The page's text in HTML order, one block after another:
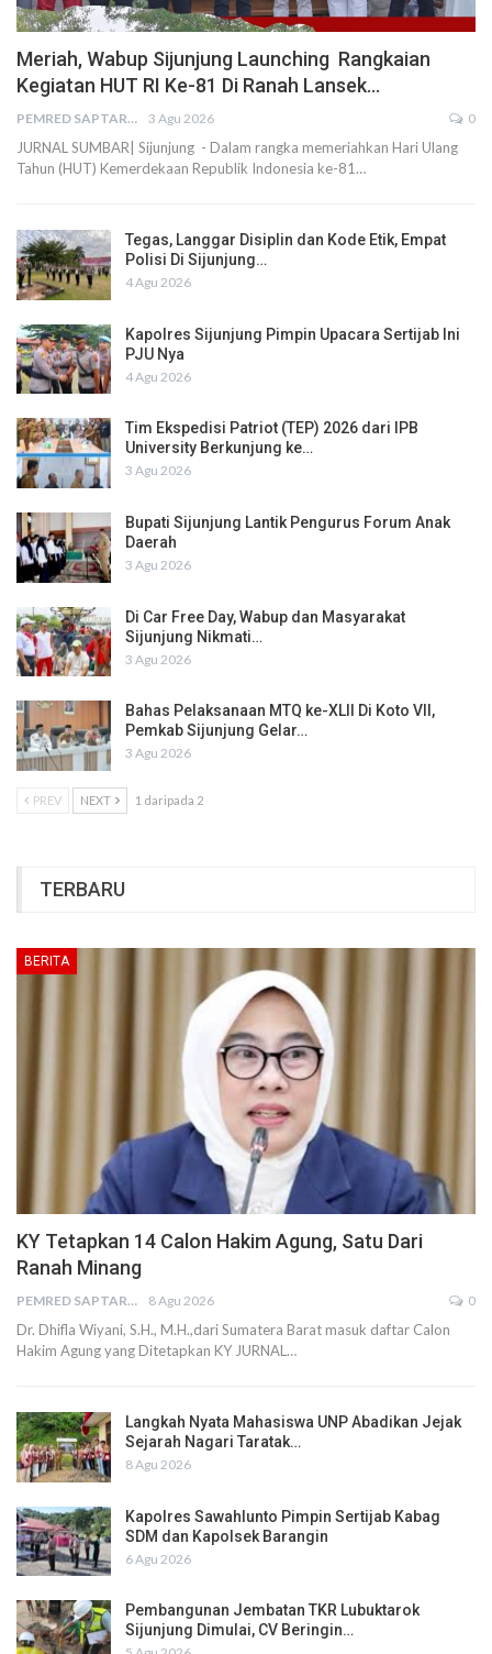
Meriah, Wabup Sijunjung Launching Rangkaian
Kegiatan HUT RI Ke-81 Di Ranah Lansek…
PEMRED SAPTARIUS 3 Agu 2026 0
JURNAL SUMBAR| Sijunjung - Dalam rangka memeriahkan Hari Ulang
Tahun (HUT) Kemerdekaan Republik Indonesia ke-81…
Tegas, Langgar Disiplin dan Kode Etik, Empat
Polisi Di Sijunjung…
4 Agu 2026
Kapolres Sijunjung Pimpin Upacara Sertijab Ini
PJU Nya
4 Agu 2026
Tim Ekspedisi Patriot (TEP) 2026 dari IPB
University Berkunjung ke…
3 Agu 2026
Bupati Sijunjung Lantik Pengurus Forum Anak
Daerah
3 Agu 2026
Di Car Free Day, Wabup dan Masyarakat
Sijunjung Nikmati…
3 Agu 2026
Bahas Pelaksanaan MTQ ke-XLII Di Koto VII,
Pemkab Sijunjung Gelar…
3 Agu 2026
PREV NEXT 1 daripada 2
TERBARU
BERITA
KY Tetapkan 14 Calon Hakim Agung, Satu Dari
Ranah Minang
PEMRED SAPTARIUS 8 Agu 2026 0
Dr. Dhifla Wiyani, S.H., M.H.,dari Sumatera Barat masuk daftar Calon
Hakim Agung yang Ditetapkan KY JURNAL…
Langkah Nyata Mahasiswa UNP Abadikan Jejak
Sejarah Nagari Taratak…
8 Agu 2026
Kapolres Sawahlunto Pimpin Sertijab Kabag
SDM dan Kapolsek Barangin
6 Agu 2026
Pembangunan Jembatan TKR Lubuktarok
Sijunjung Dimulai, CV Beringin…